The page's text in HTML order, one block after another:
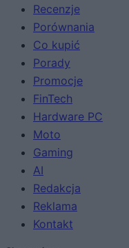
Recenzje
Porównania
Co kupić
Porady
Promocje
FinTech
Hardware PC
Moto
Gaming
AI
Redakcja
Reklama
Kontakt